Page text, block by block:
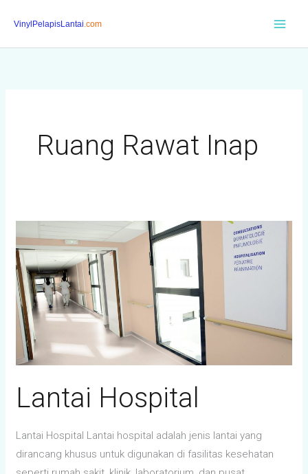
content
Ruang Rawat Inap
Lantai Hospital
Lantai Hospital Lantai hospital adalah jenis lantai yang
dirancang khusus untuk digunakan di fasilitas kesehatan
Lantai
Hospital